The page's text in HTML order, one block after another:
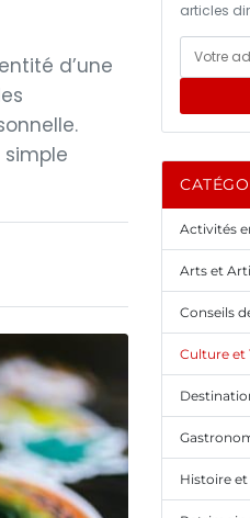
d’une
articles
Activités
Arts et
Conseils
Culture et
Histoire